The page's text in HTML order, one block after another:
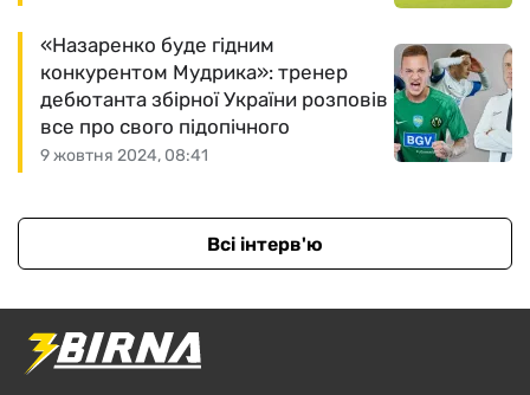
9 жовтня 2024, 08:41
«Назаренко буде гідним
конкурентом Мудрика»: тренер
дебютанта збірної України розповів
все про свого підопічного
Всі інтерв'ю